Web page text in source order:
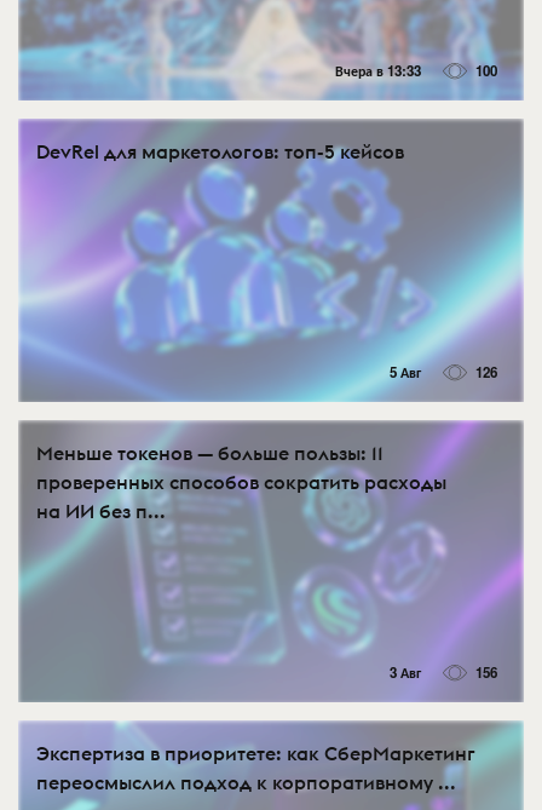
Вчера в 13:33 100
DevRel для маркетологов: топ-5 кейсов
5 Авг 126
Меньше токенов — больше пользы: 11
проверенных способов сократить расходы
на ИИ без п...
3 Авг 156
Экспертиза в приоритете: как СберМаркетинг
переосмыслил подход к корпоративному ...